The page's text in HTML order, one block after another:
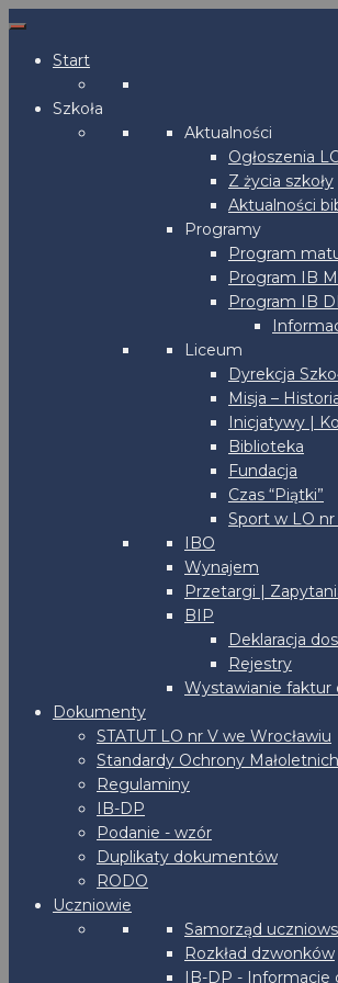
Start
Szkoła
Aktualności
Ogłoszenia
Z życia szkoły
Aktualności
Programy
Program
Program IB
Program IB
Liceum
Dyrekcja
Misja –
Inicjatywy |
Biblioteka
Fundacja
Czas “Piątki”
Sport w LO nr
IBO
Wynajem
Przetargi |
BIP
Deklaracja
Rejestry
Wystawianie faktur
Dokumenty
STATUT LO nr V we Wrocławiu
Standardy Ochrony Małoletnich
Regulaminy
IB-DP
Podanie - wzór
Duplikaty dokumentów
RODO
Uczniowie
Samorząd
Rozkład dzwonków
IB-DP - Informacje